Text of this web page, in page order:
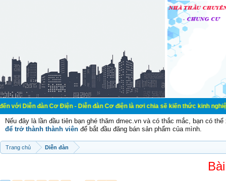
đàn Cơ Điện - Diễn đàn Cơ điện là nơi chia sẽ kiến thức kinh nghiệm
Nếu đây là lần đầu tiên bạn ghé thăm dmec.vn và có thắc mắc, bạn có
để trở thành thành viên để bắt đầu đăng bán sản phẩm của mình.
Trang chủ Diễn đàn